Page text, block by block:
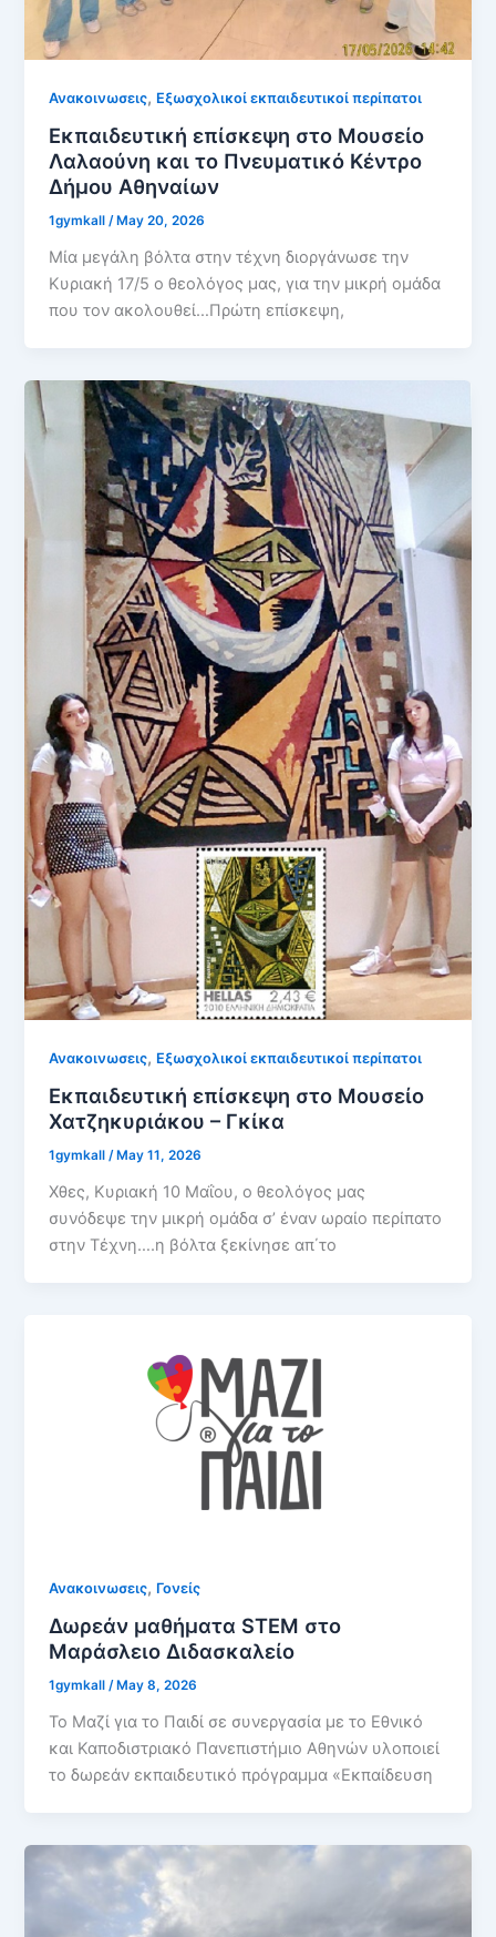
Ανακοινωσεις, Εξωσχολικοί εκπαιδευτικοί περίπατοι
Εκπαιδευτική επίσκεψη στο Μουσείο
Λαλαούνη και το Πνευματικό Κέντρο
Δήμου Αθηναίων
1gymkall/ May 20, 2026
Μία μεγάλη βόλτα στην τέχνη διοργάνωσε την
Κυριακή 17/5 ο θεολόγος μας, για την μικρή ομάδα
που τον ακολουθεί…Πρώτη επίσκεψη,
Ανακοινωσεις, Εξωσχολικοί εκπαιδευτικοί περίπατοι
Εκπαιδευτική επίσκεψη στο Μουσείο
Χατζηκυριάκου – Γκίκα
1gymkall/ May 11, 2026
Χθες, Κυριακή 10 Μαΐου, ο θεολόγος μας
συνόδεψε την μικρή ομάδα σ’ έναν ωραίο περίπατο
στην Τέχνη….η βόλτα ξεκίνησε απ΄το
Ανακοινωσεις, Γονείς
Δωρεάν μαθήματα STEM στο
Μαράσλειο Διδασκαλείο
1gymkall/ May 8, 2026
Το Μαζί για το Παιδί σε συνεργασία με το Εθνικό
και Καποδιστριακό Πανεπιστήμιο Αθηνών υλοποιεί
το δωρεάν εκπαιδευτικό πρόγραμμα «Εκπαίδευση